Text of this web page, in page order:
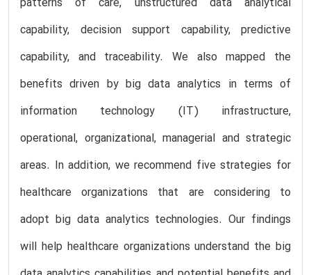
capability, decision support capability, predictive
capability, and traceability. We also mapped the
benefits driven by big data analytics in terms of
information technology (IT) infrastructure,
operational, organizational, managerial and strategic
areas. In addition, we recommend five strategies for
healthcare organizations that are considering to
adopt big data analytics technologies. Our findings
will help healthcare organizations understand the big